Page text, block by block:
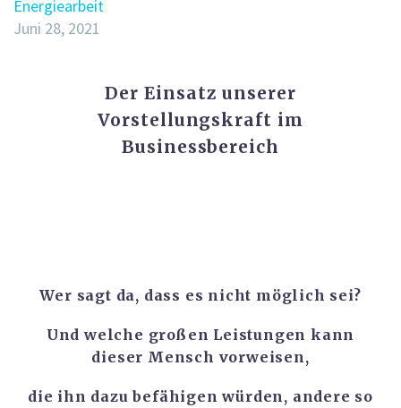
Energiearbeit
Juni 28, 2021
Der Einsatz unserer
Vorstellungskraft im
Businessbereich
Wer sagt da, dass es nicht möglich sei?
Und welche großen Leistungen kann
dieser Mensch vorweisen,
die ihn dazu befähigen würden, andere so